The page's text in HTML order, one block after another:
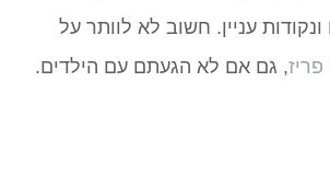
ונקודות עניין. חשוב לא לוותר על
פריז, גם אם לא הגעתם עם הילדים.